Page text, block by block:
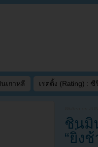
เกาหลี เรตติ้ง (Rating) : ซี
ชินมิ
“ยิ่ง